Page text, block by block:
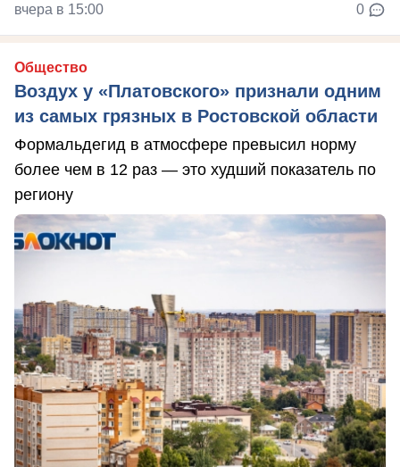
вчера в 15:00 0
Общество
Воздух у «Платовского» признали одним
из самых грязных в Ростовской области
Формальдегид в атмосфере превысил норму
более чем в 12 раз — это худший показатель по
региону